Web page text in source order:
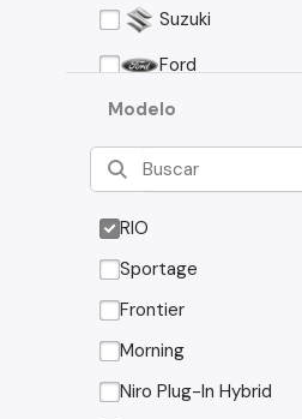
Suzuki
Ford
Asia Motors
Mazda
Volkswagen
Modelo
RIO
Sportage
Frontier
Morning
Niro Plug-In Hybrid